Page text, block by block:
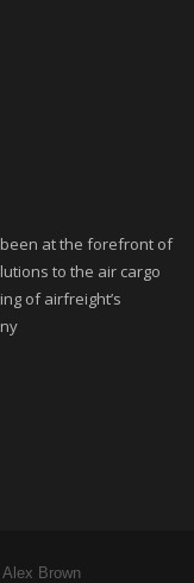
at the forefront of
to the air cargo
of airfreight’s
Brown